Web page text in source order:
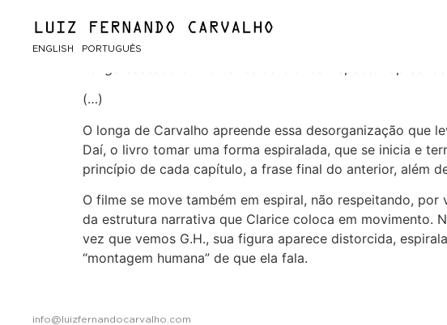
ENGLISH PORTUGUÊS
A paixão segundo Luiz
(…)
O longa de Carvalho apreende essa desorganização que
Daí, o livro tomar uma forma espiralada, que se inicia e
princípio de cada capítulo, a frase final do anterior, além
O filme se move também em espiral, não respeitando,
da estrutura narrativa que Clarice coloca em movimento.
vez que vemos G.H., sua figura aparece distorcida,
“montagem humana” de que ela fala.
info@luizfernandocarvalho.com